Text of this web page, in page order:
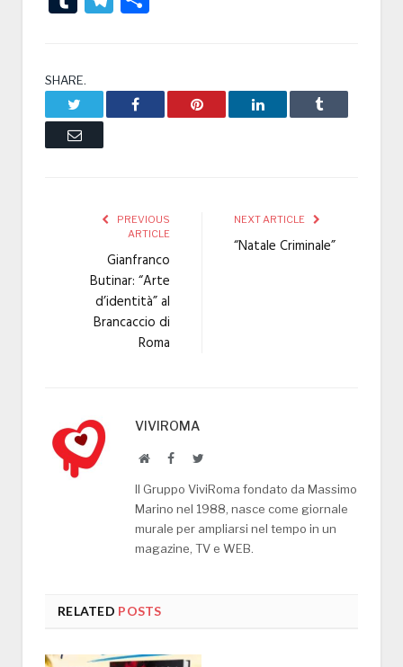
SHARE.
Facebook Pinterest LinkedIn Tumblr
Email
PREVIOUS
ARTICLE
Gianfranco
Butinar: “Arte
d’identità” al
Brancaccio di
Roma
NEXT ARTICLE
“Natale Criminale”
VIVIROMA
WebsiteFacebookTwitter
Il Gruppo ViviRoma fondato da Massimo
Marino nel 1988, nasce come giornale
murale per ampliarsi nel tempo in un
magazine, TV e WEB.
RELATED POSTS